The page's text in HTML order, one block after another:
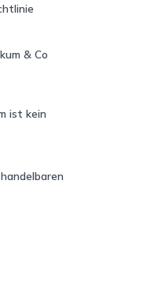
& Co
ist kein